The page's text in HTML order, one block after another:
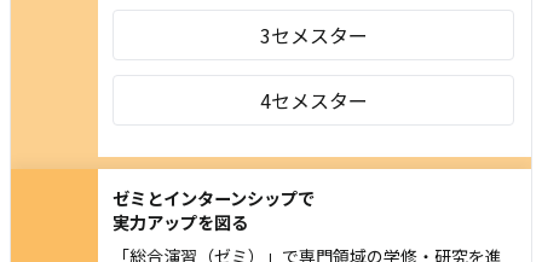
3セメスター
4セメスター
ゼミとインターンシップで
実力アップを図る
「総合演習（ゼミ）」で専門領域の学修・研究を進